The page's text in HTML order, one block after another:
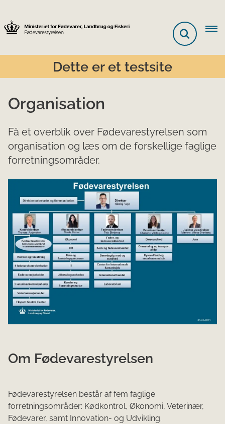
Dette er et testsite
Organisation
Få et overblik over Fødevarestyrelsen som
organisation og læs om de forskellige faglige
forretningsområder.
Om Fødeva​restyrelsen
Fødevarestyrelsen består ​​af fem faglige
forretningsområder: Kødkontrol, Økonomi, Veterinær,
Fødevarer, samt Innovation- og Udvikling.